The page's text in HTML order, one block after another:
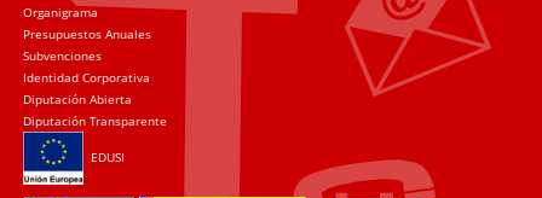
Organigrama
Presupuestos Anuales
Subvenciones
Identidad Corporativa
Diputación Abierta
Diputación Transparente
EDUSI